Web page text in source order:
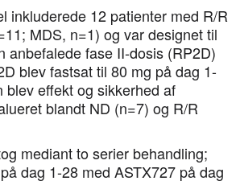
inkluderede 12 patienter med R/R
MDS, n=1) og var designet til
anbefalede fase II-dosis (RP2D)
blev fastsat til 80 mg på dag 1-
blev effekt og sikkerhed af
blandt ND (n=7) og R/R
mediant to serier behandling;
dag 1-28 med ASTX727 på dag